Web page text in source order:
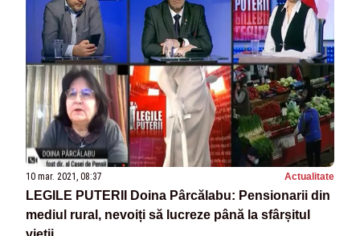
10 mar. 2021, 08:37 Actualitate
LEGILE PUTERII Doina Pârcălabu: Pensionarii din
mediul rural, nevoiți să lucreze până la sfârșitul